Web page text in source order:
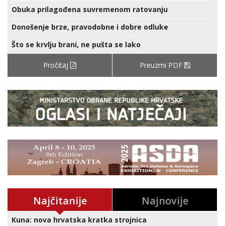
Obuka prilagođena suvremenom ratovanju
Donošenje brze, pravodobne i dobre odluke
Što se krvlju brani, ne pušta se lako
Pročitaj Preuzmi PDF
Najčitanije Najnovije
Kuna: nova hrvatska kratka strojnica